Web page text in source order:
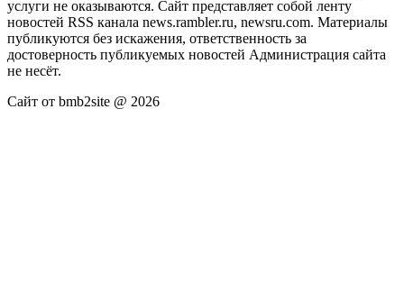
услуги не оказываются. Сайт представляет собой ленту
новостей RSS канала news.rambler.ru, newsru.com. Материалы
публикуются без искажения, ответственность за
достоверность публикуемых новостей Администрация сайта
не несёт.
Сайт от bmb2site @ 2026